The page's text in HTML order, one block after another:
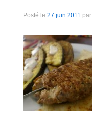
Posté le 27 juin 2011 par